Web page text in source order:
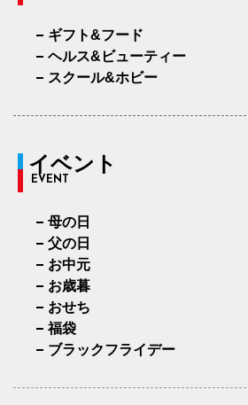
ギフト&フード
ヘルス&ビューティー
スクール&ホビー
イベント
EVENT
母の日
父の日
お中元
お歳暮
おせち
福袋
ブラックフライデー